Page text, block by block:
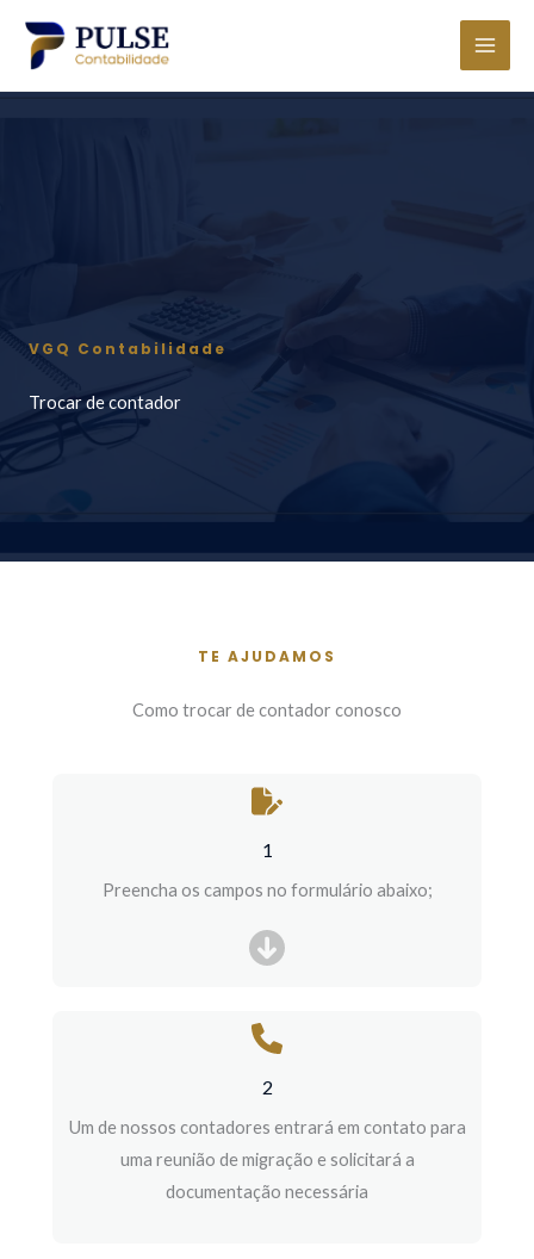
para
VGQ Contabilidade
Trocar de contador​
TE AJUDAMOS
Como trocar de contador conosco
1
Preencha os campos no formulário abaixo;
2
Um de nossos contadores entrará em contato para
uma reunião de migração e solicitará a
documentação necessária